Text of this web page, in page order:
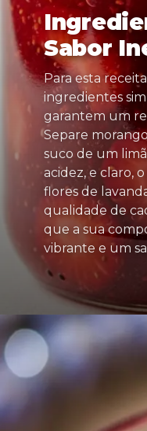
Sabor
Para esta
ingredientes
garantem um
Separe
suco de um
acidez, e claro,
flores de
qualidade de
que a sua
vibrante e um